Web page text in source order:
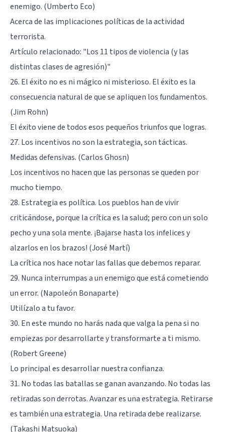
enemigo. (Umberto Eco)
Acerca de las implicaciones políticas de la actividad
terrorista.
Artículo relacionado: "Los 11 tipos de violencia (y las
distintas clases de agresión)"
26. El éxito no es ni mágico ni misterioso. El éxito es la
consecuencia natural de que se apliquen los fundamentos.
(Jim Rohn)
El éxito viene de todos esos pequeños triunfos que logras.
27. Los incentivos no son la estrategia, son tácticas.
Medidas defensivas. (Carlos Ghosn)
Los incentivos no hacen que las personas se queden por
mucho tiempo.
28. Estrategia es política. Los pueblos han de vivir
criticándose, porque la crítica es la salud; pero con un solo
pecho y una sola mente. ¡Bajarse hasta los infelices y
alzarlos en los brazos! (José Martí)
La crítica nos hace notar las fallas que debemos reparar.
29. Nunca interrumpas a un enemigo que está cometiendo
un error. (Napoleón Bonaparte)
Utilízalo a tu favor.
30. En este mundo no harás nada que valga la pena si no
empiezas por desarrollarte y transformarte a ti mismo.
(Robert Greene)
Lo principal es desarrollar nuestra confianza.
31. No todas las batallas se ganan avanzando. No todas las
retiradas son derrotas. Avanzar es una estrategia. Retirarse
es también una estrategia. Una retirada debe realizarse.
(Takashi Matsuoka)